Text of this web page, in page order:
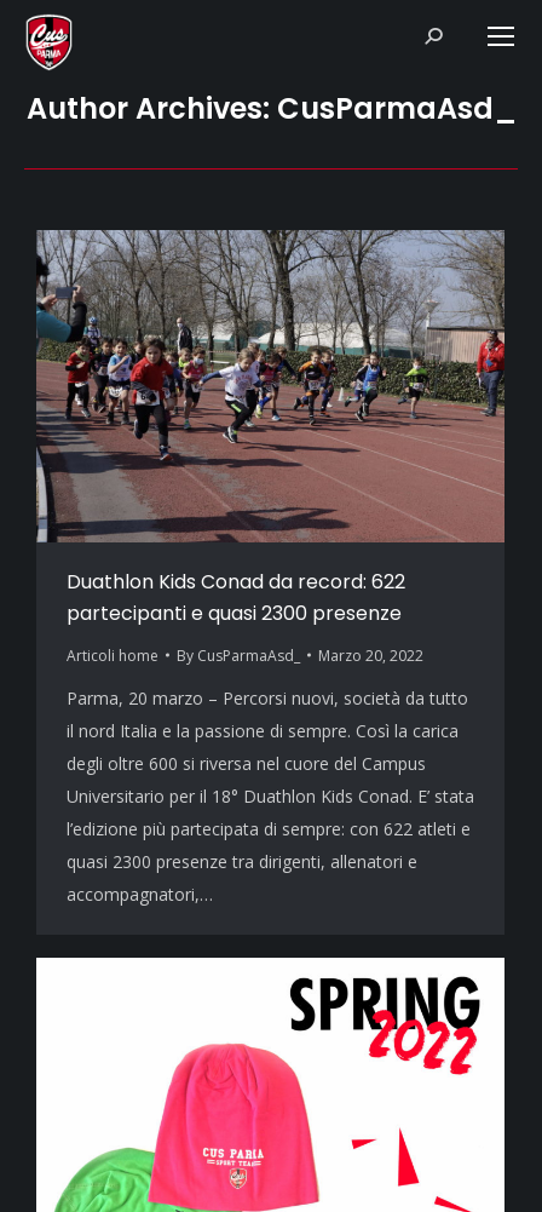
Search:
Author Archives: CusParmaAsd_
Duathlon Kids Conad da record: 622
partecipanti e quasi 2300 presenze
Articoli home By CusParmaAsd_ Marzo 20, 2022
Parma, 20 marzo – Percorsi nuovi, società da tutto
il nord Italia e la passione di sempre. Così la carica
degli oltre 600 si riversa nel cuore del Campus
Universitario per il 18° Duathlon Kids Conad. E’ stata
l’edizione più partecipata di sempre: con 622 atleti e
quasi 2300 presenze tra dirigenti, allenatori e
accompagnatori,…